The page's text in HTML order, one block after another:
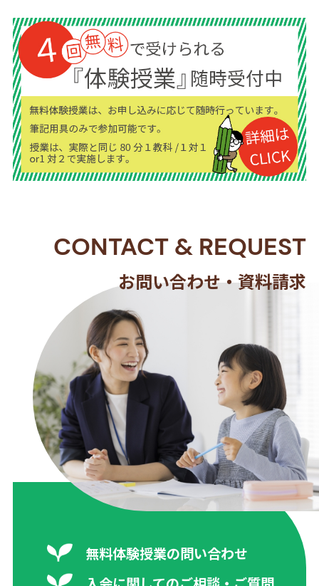
CONTACT & REQUEST
お問い合わせ・資料請求
無料体験授業の問い合わせ